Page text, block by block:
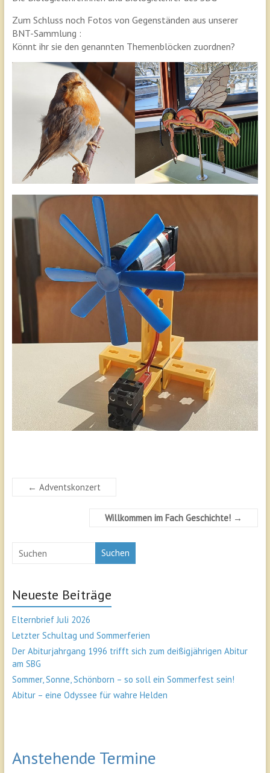
Zum Schluss noch Fotos von Gegenständen aus unserer
BNT-Sammlung :
Könnt ihr sie den genannten Themenblöcken zuordnen?
← Adventskonzert
Willkommen im Fach Geschichte! →
Suchen
Neueste Beiträge
Elternbrief Juli 2026
Letzter Schultag und Sommerferien
Der Abiturjahrgang 1996 trifft sich zum deißigjährigen Abitur
am SBG
Sommer, Sonne, Schönborn – so soll ein Sommerfest sein!
Abitur – eine Odyssee für wahre Helden
Anstehende Termine